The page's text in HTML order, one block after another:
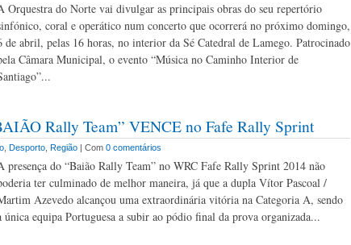
Orquestra do Norte vai divulgar as principais obras do seu repertório
coral e operático num concerto que ocorrerá no próximo domingo,
de abril, pelas 16 horas, no interior da Sé Catedral de Lamego. Patrocinado
Câmara Municipal, o evento “Música no Caminho Interior de
Rally Team” VENCE no Fafe Rally Sprint
Desporto Região | Com 0 comentários
presença do “Baião Rally Team” no WRC Fafe Rally Sprint 2014 não
ter culminado de melhor maneira, já que a dupla Vítor Pascoal /
Azevedo alcançou uma extraordinária vitória na Categoria A, sendo
única equipa Portuguesa a subir ao pódio final da prova organizada...